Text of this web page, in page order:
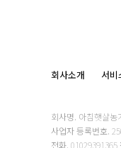
회사소개 서
회사명. 아침햇살농
사업자 등록번호.
전화. 01029391365